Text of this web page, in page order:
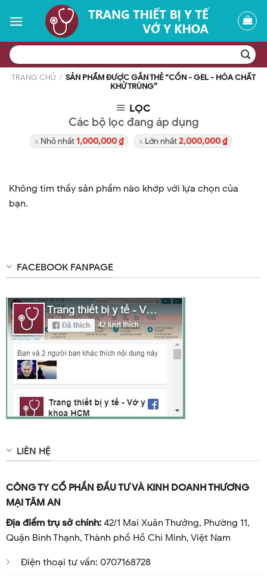
Tìm
kiếm:
TRANG CHỦ / SẢN PHẨM ĐƯỢC GẮN THẺ “CỒN - GEL - HÓA CHẤT
KHỬ TRÙNG”
LỌC
Các bộ lọc đang áp dụng
Nhỏ nhất1,000,000₫ Lớn nhất2,000,000₫
Không tìm thấy sản phẩm nào khớp với lựa chọn của
bạn.
FACEBOOK FANPAGE
LIÊN HỆ
CÔNG TY CỔ PHẦN ĐẦU TƯ VÀ KINH DOANH THƯƠNG
MẠI TÂM AN
Địa điểm trụ sở chính:42/1 Mai Xuân Thưởng, Phường 11,
Quận Bình Thạnh, Thành phố Hồ Chí Minh, Việt Nam
Điện thoại tư vấn: 0707168728